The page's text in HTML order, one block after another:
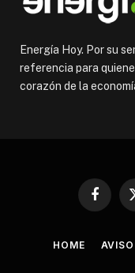
Energía Hoy. Por su
referencia para
corazón de la
HOME